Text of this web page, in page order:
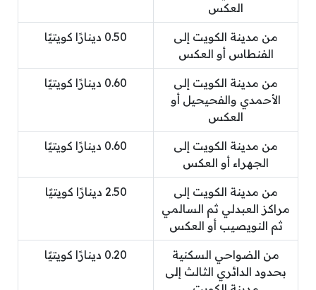
العكس
من مدينة الكويت إلى
الفنطاس أو العكس
0.50 دينارًا كويتيًا
من مدينة الكويت إلى
الأحمدي والفحيحيل أو
العكس
0.60 دينارًا كويتيًا
من مدينة الكويت إلى
الجهراء أو العكس
0.60 دينارًا كويتيًا
من مدينة الكويت إلى
مراكز العبدلي ثم السالمي
ثم النويصيب أو العكس
2.50 دينارًا كويتيًا
من الضواحي السكنية
بحدود الدائري الثالث إلى
0.20 دينارًا كويتيًا